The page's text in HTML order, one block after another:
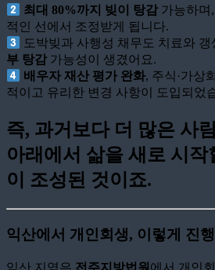
최대 80%까지 빚이 탕감 가능하며
적인 선에서 조정받게 됩니다.
도박빚과 사행성 채무도 치료와 갱
부 탕감 가능성이 생겼어요.
배우자 재산 평가 완화, 주식·가상
적이고 유리한 변경 사항이 도입되었
즉, 과거보다 더 많은 사
아래에서 삶을 새로 시작
이 조성된 것이죠.
익산에서 개인회생, 이렇게 진
익산 지역은 전주지방법원 에서 개인